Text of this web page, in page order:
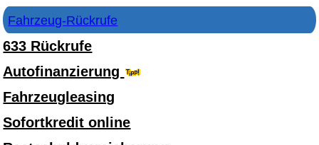
Fahrzeug-Rückrufe
633 Rückrufe
Autofinanzierung
Fahrzeugleasing
Sofortkredit online